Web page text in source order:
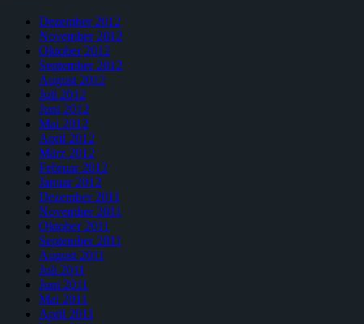
Dezember 2012
November 2012
Oktober 2012
September 2012
August 2012
Juli 2012
Juni 2012
Mai 2012
April 2012
März 2012
Februar 2012
Januar 2012
Dezember 2011
November 2011
Oktober 2011
September 2011
August 2011
Juli 2011
Juni 2011
Mai 2011
April 2011